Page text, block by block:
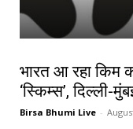
भारत आ रहा किम
‘स्किम्स’, दिल्ली-
Birsa Bhumi Live -